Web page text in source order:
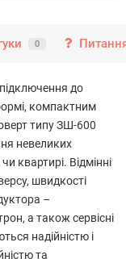
0
до
компактним
типу ЗШ-600
невеликих
квартирі. Відмінні
швидкості
–
а також сервісні
надійністю і
та